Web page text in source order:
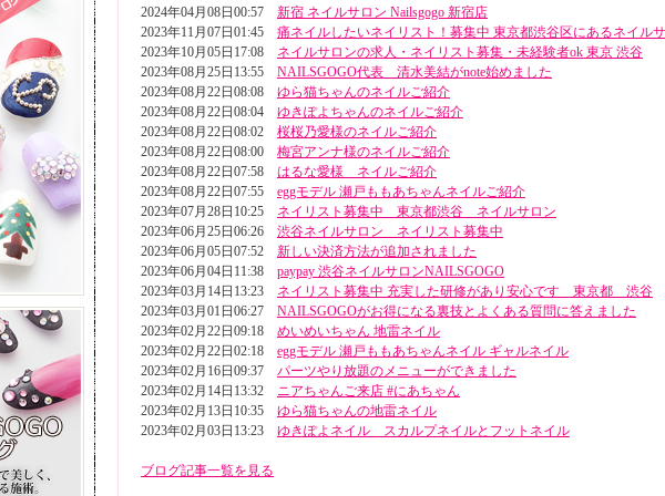
2024年04月08日00:57 新宿 ネイルサロン Nailsgogo 新宿店
2023年11月07日01:45 痛ネイルしたいネイリスト！募集中 東京都渋谷区にあるネイル
2023年10月05日17:08 ネイルサロンの求人・ネイリスト募集・未経験者ok 東京 渋谷
2023年08月25日13:55 NAILSGOGO代表 清水美結がnote始めました
2023年08月22日08:08 ゆら猫ちゃんのネイルご紹介
2023年08月22日08:04 ゆきぽよちゃんのネイルご紹介
2023年08月22日08:02 桜桜乃愛様のネイルご紹介
2023年08月22日08:00 梅宮アンナ様のネイルご紹介
2023年08月22日07:58 はるな愛様 ネイルご紹介
2023年08月22日07:55 eggモデル 瀬戸ももあちゃんネイルご紹介
2023年07月28日10:25 ネイリスト募集中 東京都渋谷 ネイルサロン
2023年06月25日06:26 渋谷ネイルサロン ネイリスト募集中
2023年06月05日07:52 新しい決済方法が追加されました
2023年06月04日11:38 paypay 渋谷ネイルサロンNAILSGOGO
2023年03月14日13:23 ネイリスト募集中 充実した研修があり安心です 東京都 渋谷
2023年03月01日06:27 NAILSGOGOがお得になる裏技とよくある質問に答えました
2023年02月22日09:18 めいめいちゃん 地雷ネイル
2023年02月22日02:18 eggモデル 瀬戸ももあちゃんネイル ギャルネイル
2023年02月16日09:37 パーツやり放題のメニューができました
2023年02月14日13:32 ニアちゃんご来店 #にあちゃん
2023年02月13日10:35 ゆら猫ちゃんの地雷ネイル
2023年02月03日13:23 ゆきぽよネイル スカルプネイルとフットネイル
ブログ記事一覧を見る